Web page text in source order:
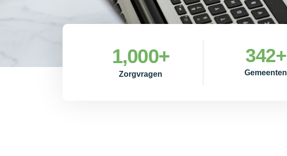
Zorgvragen
1,000+
Gemeenten
342+